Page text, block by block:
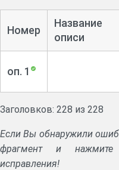
Номер
Название
описи
оп. 1
Заголовков: 228 из 228
Если Вы обнаружили
фрагмент и нажмите
исправления!